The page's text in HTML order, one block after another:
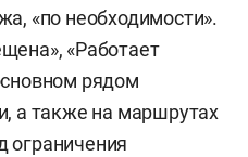
«по необходимости».
«Работает
рядом
а также на маршрутах
ограничения